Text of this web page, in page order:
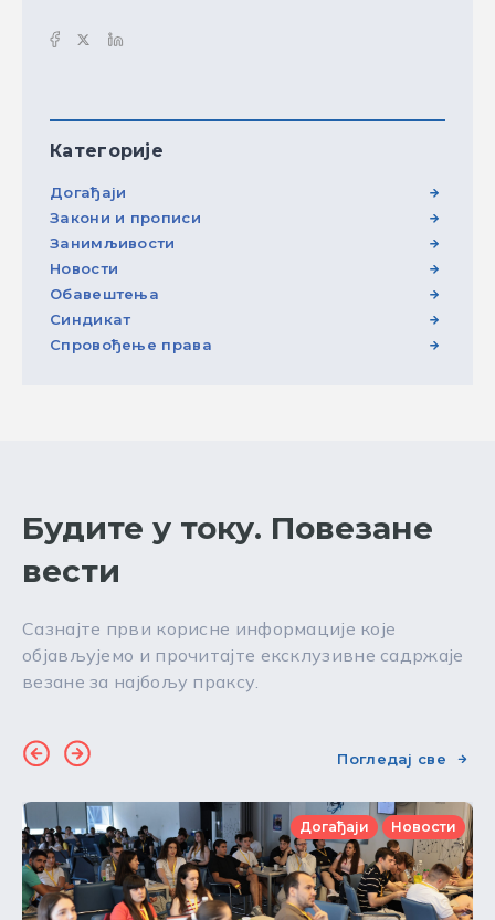
Категорије
Догађаји
Закони и прописи
Занимљивости
Новости
Обавештења
Синдикат
Спровођење права
Будите у току. Повезане
вести
Сазнајте први корисне информације које
објављујемо и прочитајте ексклузивне садржаје
везане за најбољу праксу.
Погледај све
Догађаји Новости